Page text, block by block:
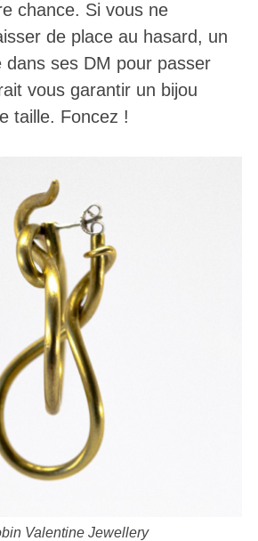
chance. Si vous ne
de place au hasard, un
dans ses DM pour passer
vous garantir un bijou
taille. Foncez !
Valentine Jewellery